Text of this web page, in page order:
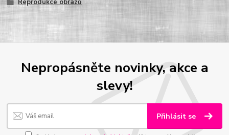
Reprodukce obrazů
Nepropásněte novinky, akce a
slevy!
Přihlásit se